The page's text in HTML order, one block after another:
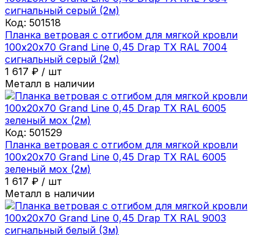
Код: 501518
Планка ветровая с отгибом для мягкой кровли
100х20х70 Grand Line 0,45 Drap ТХ RAL 7004
сигнальный серый (2м)
1 617 ₽ / шт
Металл в наличии
Код: 501529
Планка ветровая с отгибом для мягкой кровли
100х20х70 Grand Line 0,45 Drap ТХ RAL 6005
зеленый мох (2м)
1 617 ₽ / шт
Металл в наличии